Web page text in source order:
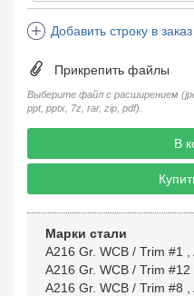
Steam Trap
4
Компенсатор
Пламегаситель
Flame Arrester
73
Заказать в 1 клик
Добавить строку в заказ
Прикрепить файлы
Выберите файл с расширением
ppt, pptx, 7z, rar, zip, pdf).
В
Марки стали
A216 Gr. WCB / Trim #1
A216 Gr. WCB / Trim #12
A216 Gr. WCB / Trim #8